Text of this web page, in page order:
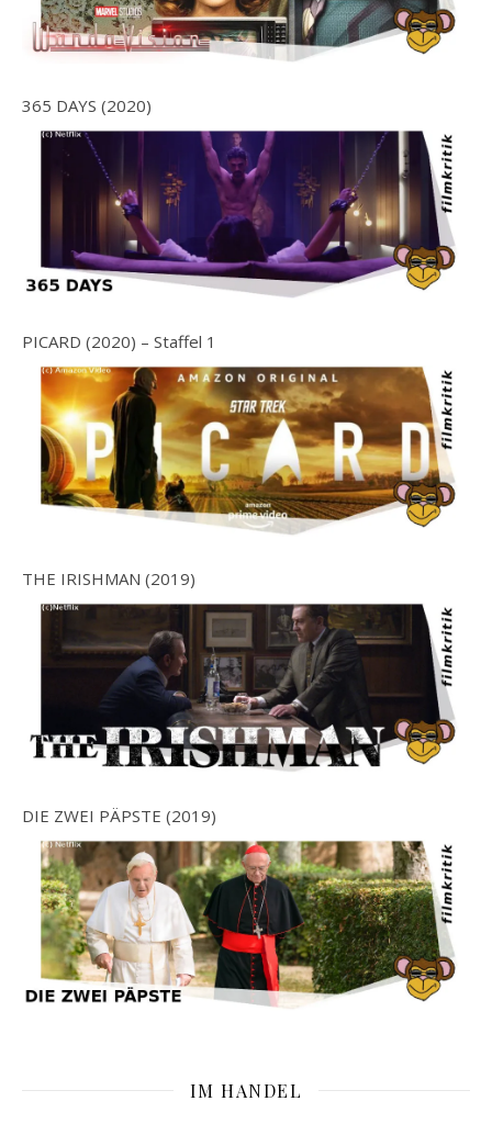
365 DAYS (2020)
PICARD (2020) – Staffel 1
THE IRISHMAN (2019)
DIE ZWEI PÄPSTE (2019)
IM HANDEL